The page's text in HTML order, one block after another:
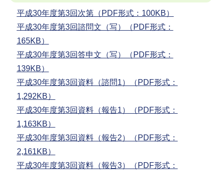
平成30年度第3回次第（PDF形式：100KB）
平成30年度第3回諮問文（写）（PDF形式：
165KB）
平成30年度第3回答申文（写）（PDF形式：
139KB）
平成30年度第3回資料（諮問1）（PDF形式：
1,292KB）
平成30年度第3回資料（報告1）（PDF形式：
1,163KB）
平成30年度第3回資料（報告2）（PDF形式：
2,161KB）
平成30年度第3回資料（報告3）（PDF形式：